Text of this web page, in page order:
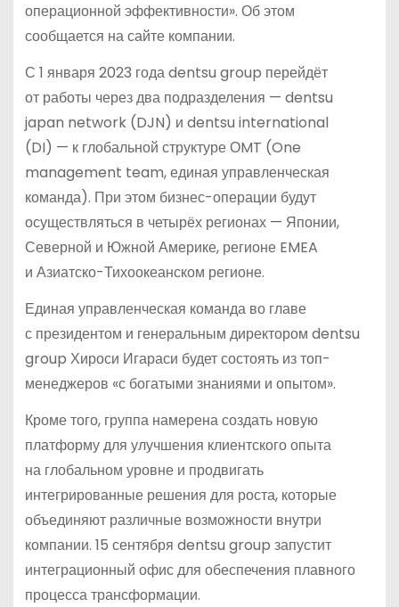
операционной эффективности». Об этом
сообщается на сайте компании.
С 1 января 2023 года dentsu group перейдёт
от работы через два подразделения — dentsu
japan network (DJN) и dentsu international
(DI) — к глобальной структуре ОMT (One
management team, единая управленческая
команда). При этом бизнес-операции будут
осуществляться в четырёх регионах — Японии,
Северной и Южной Америке, регионе EMEA
и Азиатско-Тихоокеанском регионе.
Единая управленческая команда во главе
с президентом и генеральным директором dentsu
group Хироси Игараси будет состоять из топ-
менеджеров «с богатыми знаниями и опытом».
Кроме того, группа намерена создать новую
платформу для улучшения клиентского опыта
на глобальном уровне и продвигать
интегрированные решения для роста, которые
объединяют различные возможности внутри
компании. 15 сентября dentsu group запустит
интеграционный офис для обеспечения плавного
процесса трансформации.